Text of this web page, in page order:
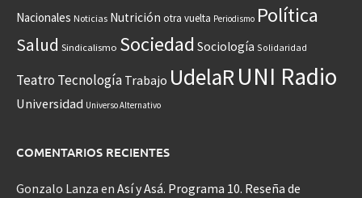
Nacionales Noticias Nutrición otra vuelta Periodismo Política
Salud Sindicalismo Sociedad Sociología Solidaridad
Teatro Tecnología Trabajo UdelaRUNI Radio
Universidad Universo Alternativo
COMENTARIOS RECIENTES
Gonzalo Lanza en Así y Asá. Programa 10. Reseña de